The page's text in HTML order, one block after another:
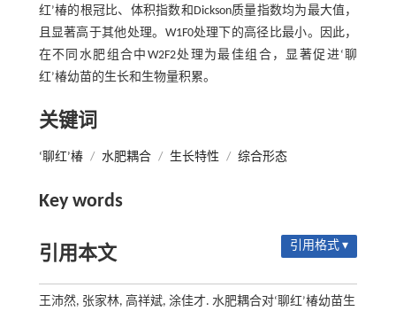
红’椿的根冠比、体积指数和Dickson质量指数均为最大值，
且显著高于其他处理。W1F0处理下的高径比最小。因此，
在不同水肥组合中W2F2处理为最佳组合，显著促进‘聊
红’椿幼苗的生长和生物量积累。
关键词
‘聊红’椿 / 水肥耦合 / 生长特性 / 综合形态
Key words
引用本文 引用格式 ▾
王沛然, 张家林, 高祥斌, 涂佳才. 水肥耦合对‘聊红’椿幼苗生